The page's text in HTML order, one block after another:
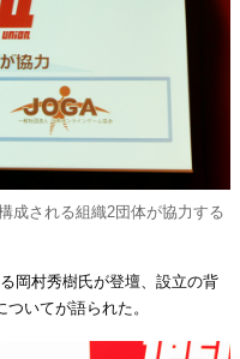
成される組織2団体が協力する
岡村秀樹氏が登壇、設立の背
いてが語られた。